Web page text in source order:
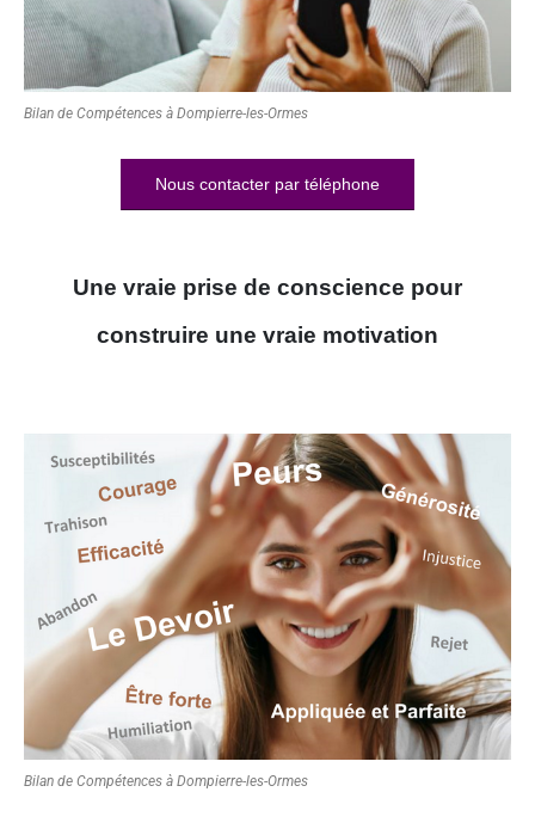
Bilan de Compétences à Dompierre-les-Ormes
Nous contacter par téléphone
Une vraie prise de conscience pour
construire une vraie motivation
Bilan de Compétences à Dompierre-les-Ormes